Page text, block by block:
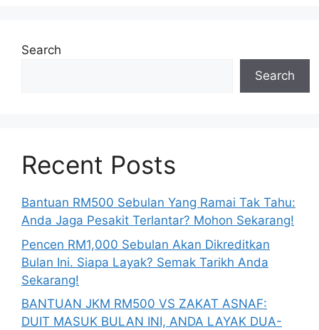
Search
Search
Recent Posts
Bantuan RM500 Sebulan Yang Ramai Tak Tahu:
Anda Jaga Pesakit Terlantar? Mohon Sekarang!
Pencen RM1,000 Sebulan Akan Dikreditkan
Bulan Ini. Siapa Layak? Semak Tarikh Anda
Sekarang!
BANTUAN JKM RM500 VS ZAKAT ASNAF:
DUIT MASUK BULAN INI, ANDA LAYAK DUA-